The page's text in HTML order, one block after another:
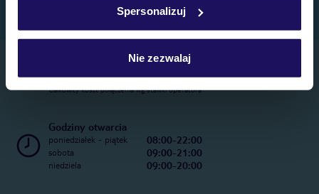
Spersonalizuj
Nie zezwalaj
Telefoniczne Centrum Rezerwacji
22 270 31 20
Całkowity koszt połączenia wg stawki operatora
Godziny otwarcia
poniedziałek - piątek 08:00-22:00
sobota 09:00-21:00
niedziela 09:00-20:00